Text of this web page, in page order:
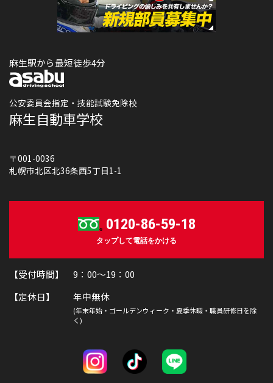
麻生駅から最短徒歩4分
公安委員会指定・技能試験免除校
麻生自動車学校
〒001-0036
札幌市北区北36条西5丁目1-1
0120-86-59-18
タップして電話をかける
【受付時間】 9：00～19：00
【定休日】 年中無休
(年末年始・ゴールデンウィーク・夏季休暇・職員研修日を除
く)